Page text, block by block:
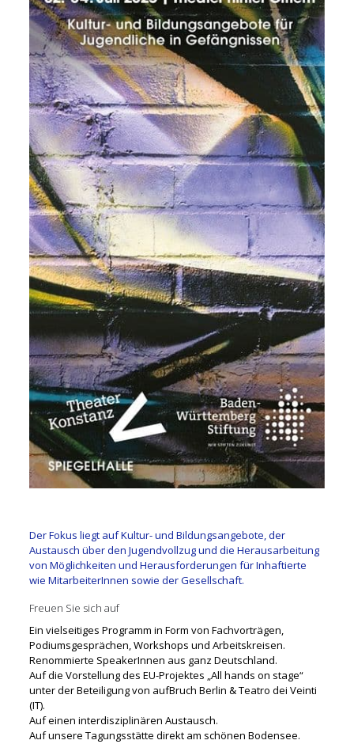
Der Fokus liegt auf Kultur- und Bildungsangebote, der
Austausch über den Jugendvollzug und die Herausarbeitung
von Möglichkeiten und Herausforderungen für Inhaftierte
wie MitarbeiterInnen sowie der Gesellschaft.
Freuen Sie sich auf
Ein vielseitiges Programm in Form von Fachvorträgen,
Podiumsgesprächen, Workshops und Arbeitskreisen.
Renommierte SpeakerInnen aus ganz Deutschland.
Auf die Vorstellung des EU-Projektes „All hands on stage“
unter der Beteiligung von aufBruch Berlin & Teatro dei Veinti
(IT).
Auf einen interdisziplinären Austausch.
Auf unsere Tagungsstätte direkt am schönen Bodensee.